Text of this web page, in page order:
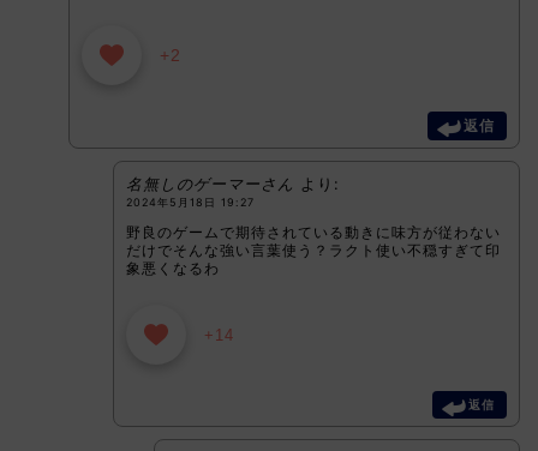
+2
返信
名無しのゲーマーさん より:
2024年5月18日 19:27
野良のゲームで期待されている動きに味方が従わない
だけでそんな強い言葉使う？ラクト使い不穏すぎて印
象悪くなるわ
+14
返信